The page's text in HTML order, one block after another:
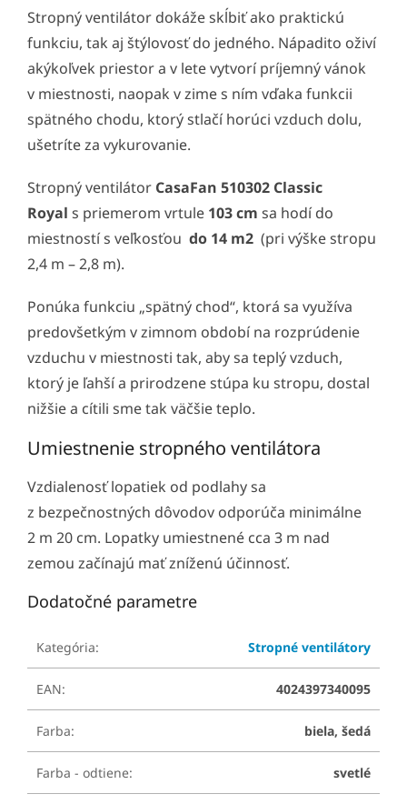
Stropný ventilátor dokáže skĺbiť ako praktickú
funkciu, tak aj štýlovosť do jedného. Nápadito oživí
akýkoľvek priestor a v lete vytvorí príjemný vánok
v miestnosti, naopak v zime s ním vďaka funkcii
spätného chodu, ktorý stlačí horúci vzduch dolu,
ušetríte za vykurovanie.
Stropný ventilátor CasaFan 510302 Classic
Royal s priemerom vrtule 103 cm sa hodí do
miestností s veľkosťou do 14 m2 (pri výške stropu
2,4 m – 2,8 m).
Ponúka funkciu „spätný chod“, ktorá sa využíva
predovšetkým v zimnom období na rozprúdenie
vzduchu v miestnosti tak, aby sa teplý vzduch,
ktorý je ľahší a prirodzene stúpa ku stropu, dostal
nižšie a cítili sme tak väčšie teplo.
Umiestnenie stropného ventilátora
Vzdialenosť lopatiek od podlahy sa
z bezpečnostných dôvodov odporúča minimálne
2 m 20 cm. Lopatky umiestnené cca 3 m nad
zemou začínajú mať zníženú účinnosť.
Dodatočné parametre
Kategória: Stropné ventilátory
EAN: 4024397340095
Farba: biela, šedá
Farba - odtiene: svetlé